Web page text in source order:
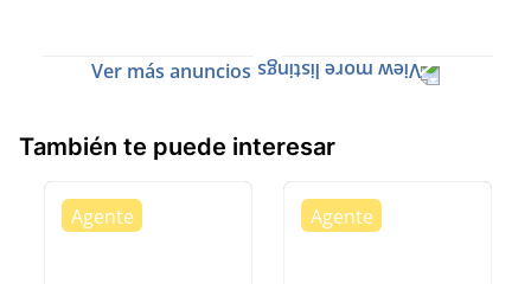
Ver más anuncios
También te puede interesar